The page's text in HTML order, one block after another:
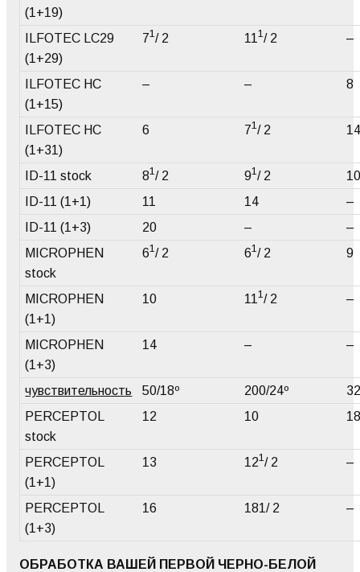
(1+19)
ILFOTEC LC29
(1+29)
71 / 2 111 / 2 –
ILFOTEC HC
(1+15)
– – 8
ILFOTEC HC
(1+31)
6 71 / 2
ID-11 stock 81 / 2 91 / 2
ID-11 (1+1)
11 14
–
ID-11 (1+3)
20 –
–
MICROPHEN
stock
61 / 2 61 / 2 9
MICROPHEN
(1+1)
10 111 / 2 –
MICROPHEN
(1+3)
14 – –
чувствительность 50/18º 200/24º
PERCEPTOL
stock
12 10
PERCEPTOL
(1+1)
13 121 / 2 –
PERCEPTOL
(1+3)
16 181/ 2 –
ОБРАБОТКА ВАШЕЙ ПЕРВОЙ ЧЕРНО-БЕЛОЙ